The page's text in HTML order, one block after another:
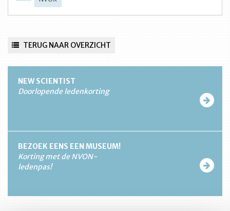
TERUG NAAR OVERZICHT
NEW SCIENTIST
Doorlopende ledenkorting
BEZOEK EENS EEN MUSEUM!
Korting met de NVON-
ledenpas!